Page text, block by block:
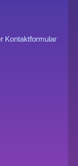
Kontaktformular